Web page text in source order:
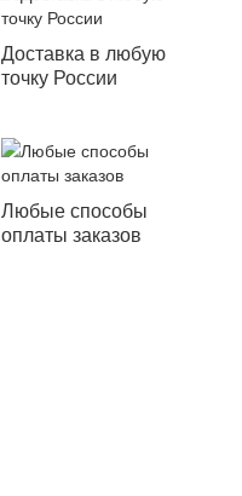
Доставка в любую
точку России
Любые способы
оплаты заказов